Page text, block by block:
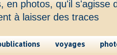
en photos, qu'il s'agisse
à laisser des traces
voyages